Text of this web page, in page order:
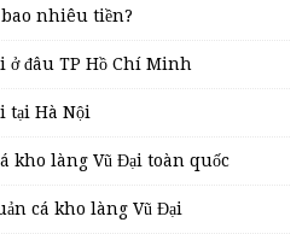
nhiêu tiền?
ở đâu TP Hồ Chí Minh
tại Hà Nội
kho làng Vũ Đại toàn quốc
cá kho làng Vũ Đại